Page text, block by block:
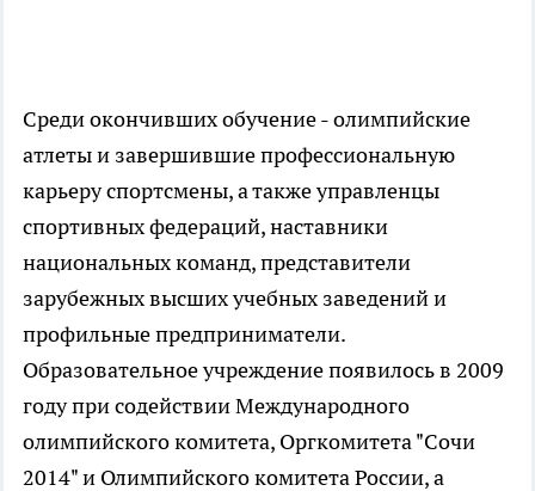
Среди окончивших обучение - олимпийские
атлеты и завершившие профессиональную
карьеру спортсмены, а также управленцы
спортивных федераций, наставники
национальных команд, представители
зарубежных высших учебных заведений и
профильные предприниматели.
Образовательное учреждение появилось в 2009
году при содействии Международного
олимпийского комитета, Оргкомитета "Сочи
2014" и Олимпийского комитета России, а